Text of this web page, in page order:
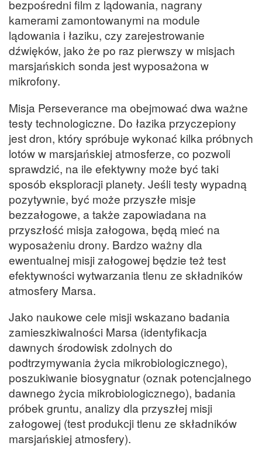
bezpośredni film z lądowania, nagrany
kamerami zamontowanymi na module
lądowania i łaziku, czy zarejestrowanie
dźwięków, jako że po raz pierwszy w misjach
marsjańskich sonda jest wyposażona w
mikrofony.
Misja Perseverance ma obejmować dwa ważne
testy technologiczne. Do łazika przyczepiony
jest dron, który spróbuje wykonać kilka próbnych
lotów w marsjańskiej atmosferze, co pozwoli
sprawdzić, na ile efektywny może być taki
sposób eksploracji planety. Jeśli testy wypadną
pozytywnie, być może przyszłe misje
bezzałogowe, a także zapowiadana na
przyszłość misja załogowa, będą mieć na
wyposażeniu drony. Bardzo ważny dla
ewentualnej misji załogowej będzie też test
efektywności wytwarzania tlenu ze składników
atmosfery Marsa.
Jako naukowe cele misji wskazano badania
zamieszkiwalności Marsa (identyfikacja
dawnych środowisk zdolnych do
podtrzymywania życia mikrobiologicznego),
poszukiwanie biosygnatur (oznak potencjalnego
dawnego życia mikrobiologicznego), badania
próbek gruntu, analizy dla przyszłej misji
załogowej (test produkcji tlenu ze składników
marsjańskiej atmosfery).